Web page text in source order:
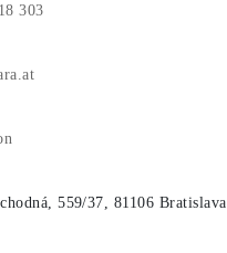
303
559/37, 81106 Bratislava